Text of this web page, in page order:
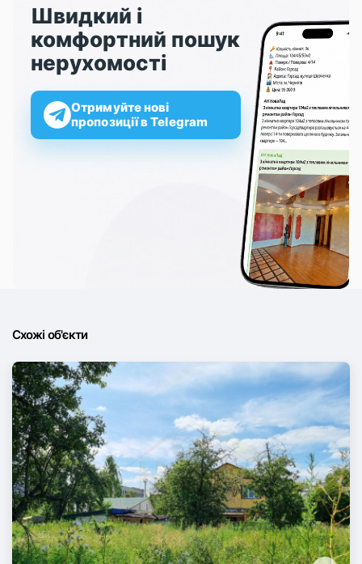
Швидкий і
комфортний пошук
нерухомості
Отримуйте нові
пропозиції в Telegram
Схожі об'єкти